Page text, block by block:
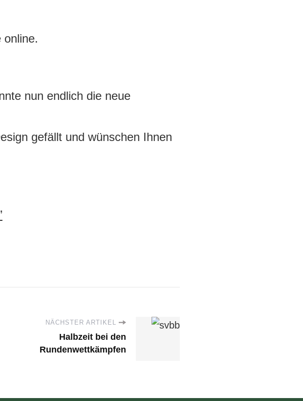
online.
nun endlich die neue
gefällt und wünschen Ihnen
NÄCHSTER ARTIKEL
Halbzeit bei den
Rundenwettkämpfen